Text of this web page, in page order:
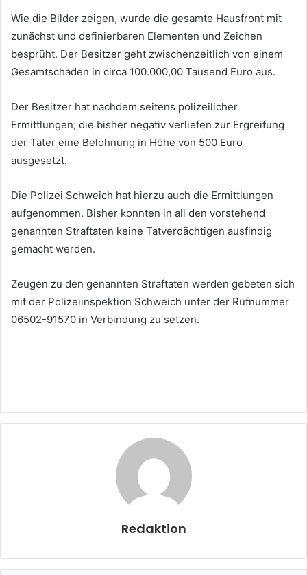
Wie die Bilder zeigen, wurde die gesamte Hausfront mit
zunächst und definierbaren Elementen und Zeichen
besprüht. Der Besitzer geht zwischenzeitlich von einem
Gesamtschaden in circa 100.000,00 Tausend Euro aus.
Der Besitzer hat nachdem seitens polizeilicher
Ermittlungen; die bisher negativ verliefen zur Ergreifung
der Täter eine Belohnung in Höhe von 500 Euro
ausgesetzt.
Die Polizei Schweich hat hierzu auch die Ermittlungen
aufgenommen. Bisher konnten in all den vorstehend
genannten Straftaten keine Tatverdächtigen ausfindig
gemacht werden.
Zeugen zu den genannten Straftaten werden gebeten sich
mit der Polizeiinspektion Schweich unter der Rufnummer
06502-91570 in Verbindung zu setzen.
Redaktion